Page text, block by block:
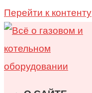
Перейти к контенту